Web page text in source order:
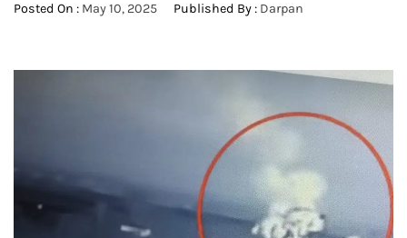
Posted On : May 10, 2025 Published By : Darpan